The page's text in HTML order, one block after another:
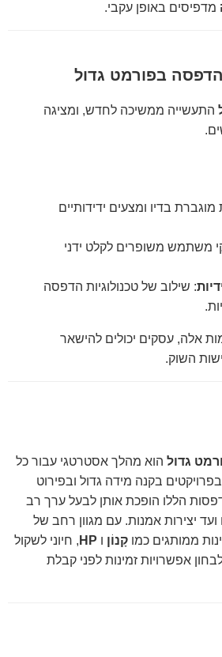
מדפיסים באופן עקבי.
בפורמט גדול
התעשייה ממשיכה לחדש, ומציגה
בדיו ומצעים ידידותיים
משתמש משופרים לקלט ידני
: שילוב של טכנולוגיות הדפסה
אלה, עסקים יכולים להישאר
השוק.
גדול הוא מהלך אסטרטגי עבור כל
בקנה מידה גדול ובפירוט
הללו הופכת אותן לבעל ערך רב
יצירות אמנות. עם מגוון רחב של
ממותגים כמו קָנוֹן ו HP , חיוני לשקול
אפשרויות זמינות לפני קבלת